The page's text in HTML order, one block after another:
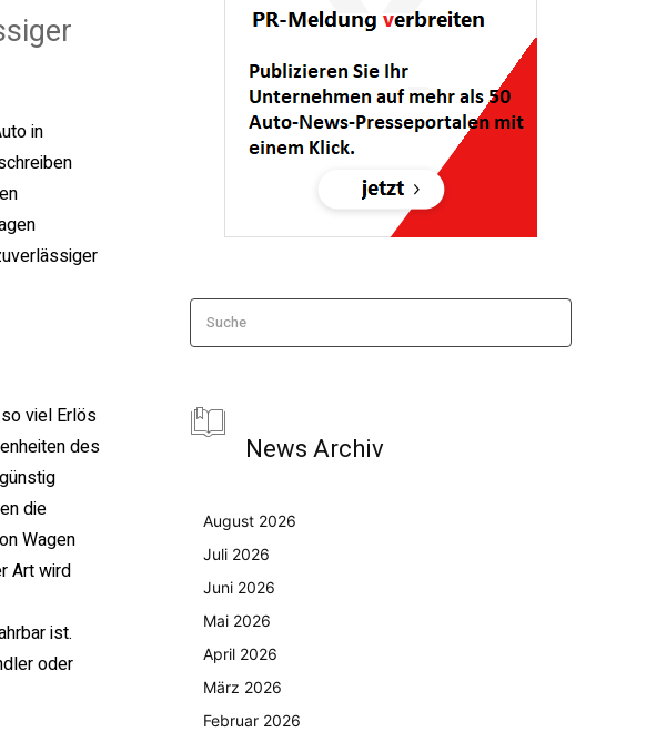
in
viel Erlös
des
die
Wagen
Art wird
ist.
oder
Suche
News Archiv
August 2026
Juli 2026
Juni 2026
Mai 2026
April 2026
März 2026
Februar 2026